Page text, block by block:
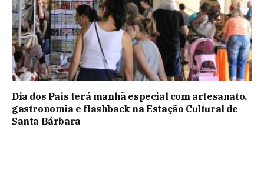
Dia dos Pais terá manhã especial com artesanato,
gastronomia e flashback na Estação Cultural de
Santa Bárbara